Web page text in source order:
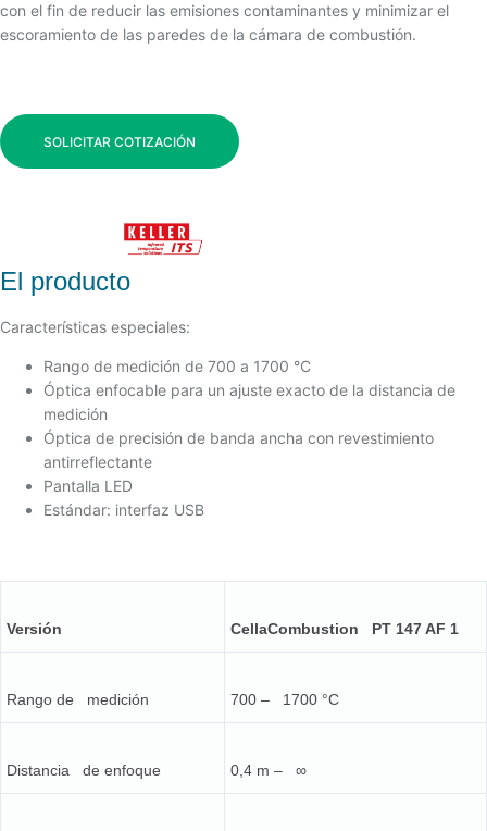
con el fin de reducir las emisiones contaminantes y minimizar el
escoramiento de las paredes de la cámara de combustión.
SOLICITAR COTIZACIÓN
El producto
Características especiales:
Rango de medición de 700 a 1700 °C
Óptica enfocable para un ajuste exacto de la distancia de
medición
Óptica de precisión de banda ancha con revestimiento
antirreflectante
Pantalla LED
Estándar: interfaz USB
Versión CellaCombustion PT 147 AF 1
Rango de medición 700 – 1700 °C
Distancia de enfoque 0,4 m – ∞